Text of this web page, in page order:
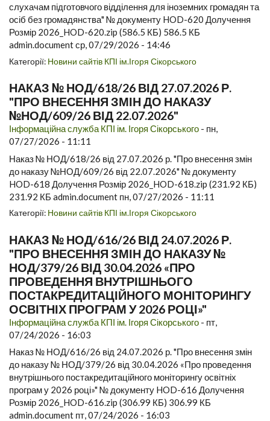
слухачам підготовчого відділення для іноземних громадян та
осіб без громадянства" № документу HOD-620 Долучення
Розмір 2026_HOD-620.zip (586.5 КБ) 586.5 КБ
admin.document ср, 07/29/2026 - 14:46
Категорії: Новини сайтів КПІ ім.Ігоря Сікорського
НАКАЗ № НОД/618/26 ВІД 27.07.2026 Р.
"ПРО ВНЕСЕННЯ ЗМІН ДО НАКАЗУ
№НОД/609/26 ВІД 22.07.2026"
Інформаційна служба КПІ ім. Ігоря Сікорського - пн,
07/27/2026 - 11:11
Наказ № НОД/618/26 від 27.07.2026 р. "Про внесення змін
до наказу №НОД/609/26 від 22.07.2026" № документу
HOD-618 Долучення Розмір 2026_HOD-618.zip (231.92 КБ)
231.92 КБ admin.document пн, 07/27/2026 - 11:11
Категорії: Новини сайтів КПІ ім.Ігоря Сікорського
НАКАЗ № НОД/616/26 ВІД 24.07.2026 Р.
"ПРО ВНЕСЕННЯ ЗМІН ДО НАКАЗУ №
НОД/379/26 ВІД 30.04.2026 «ПРО
ПРОВЕДЕННЯ ВНУТРІШНЬОГО
ПОСТАКРЕДИТАЦІЙНОГО МОНІТОРИНГУ
ОСВІТНІХ ПРОГРАМ У 2026 РОЦІ»"
Інформаційна служба КПІ ім. Ігоря Сікорського - пт,
07/24/2026 - 16:03
Наказ № НОД/616/26 від 24.07.2026 р. "Про внесення змін
до наказу № НОД/379/26 від 30.04.2026 «Про проведення
внутрішнього постакредитаційного моніторингу освітніх
програм у 2026 році»" № документу HOD-616 Долучення
Розмір 2026_HOD-616.zip (306.99 КБ) 306.99 КБ
admin.document пт, 07/24/2026 - 16:03